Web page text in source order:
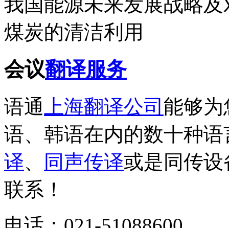
煤炭的清洁利用
会议翻译服务
语通 上海翻译公司 能够
语、韩语在内的数十种语
译、 同声传译或是同传
联系！